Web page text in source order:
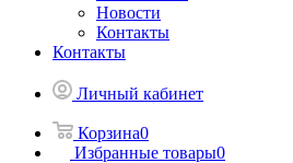
Новости
Контакты
Контакты
Личный кабинет
Корзина0
Избранные товары0